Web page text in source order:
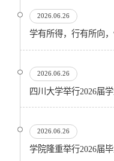
2026.06.26
2026.06.26
四川大学举行2026届
2026.06.26
学院隆重举行2026届